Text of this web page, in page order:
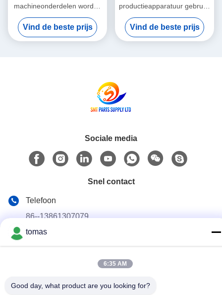
machineonderdelen worden
per vliegtuig verzonden
Geïntegreerde
veldonderwijsservice ter
Vind de beste prijs
productieapparatuur gebruikt
in goede staat Ontworpen
voor precisie en consistente
prestaties in productielijnen
Vind de beste prijs
Sociale media
Snel contact
Telefoon
86--13861307079
E-mail
D-526, Haye Science Park, 93# Weihe Road, Suzhou
Industrial Park Suzhou, Jiangsu, 215127, China
tomas
6:35 AM
Good day, what product are you looking for?